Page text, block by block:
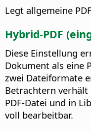
Legt allgemeine
Hybrid-PDF
Diese Einstellung
Dokument als eine
zwei Dateiformate
Betrachtern verhält
PDF-Datei und in
voll bearbeitbar.